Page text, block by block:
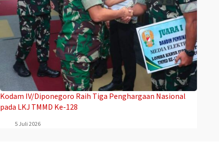
Kodam IV/Diponegoro Raih Tiga Penghargaan Nasional
pada LKJ TMMD Ke-128
5 Juli 2026